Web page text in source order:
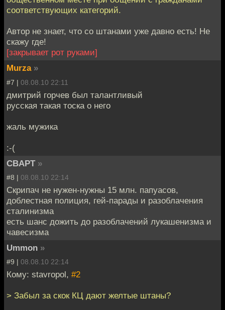
соответствующих категорий.
Автор не знает, что со штанами уже давно есть! Не
скажу где!
[закрывает рот руками]
Murza »
#7 | 08.08.10 22:11
дмитрий горчев был талантливый
русская такая тоска о него
жаль мужика
:-(
CBAPT »
#8 | 08.08.10 22:14
Скрипач не нужен-нужны 15 млн. папуасов,
доблестная полиция, гей-парады и разоблачения
сталинизма
есть шанс дожить до разоблачений лукашенизма и
чавесизма
Ummon »
#9 | 08.08.10 22:14
Кому: stavropol, #2
> Забыл за скок КЦ дают желтые штаны?